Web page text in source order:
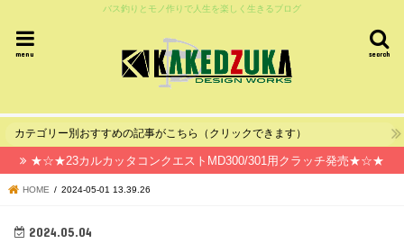
バス釣りとモノ作りで人生を楽しく生きるブログ
search
menu
カテゴリー別おすすめの記事がこちら（クリックできます）
★☆★23カルカッタコンクエストMD300/301用クラッチ発売★☆★
HOME 2024-05-01 13.39.26
2024.05.04